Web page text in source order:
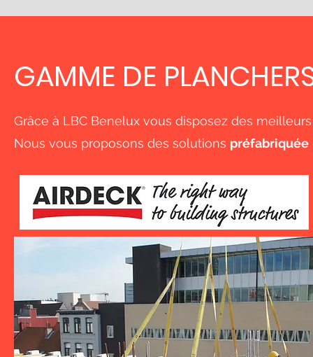
GAMME DE
Grâce à LBC Benelux vous disposez des
Nous vous proposons des solutions préfabriquée